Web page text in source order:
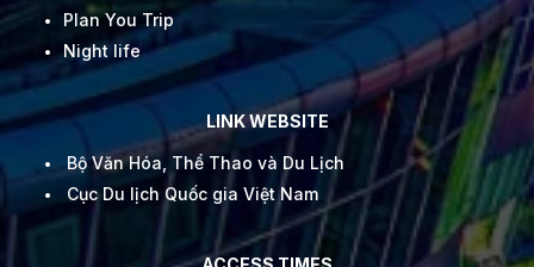
Plan You Trip
Night life
LINK WEBSITE
Bộ Văn Hóa, Thể Thao và Du Lịch
Cục Du lịch Quốc gia Việt Nam